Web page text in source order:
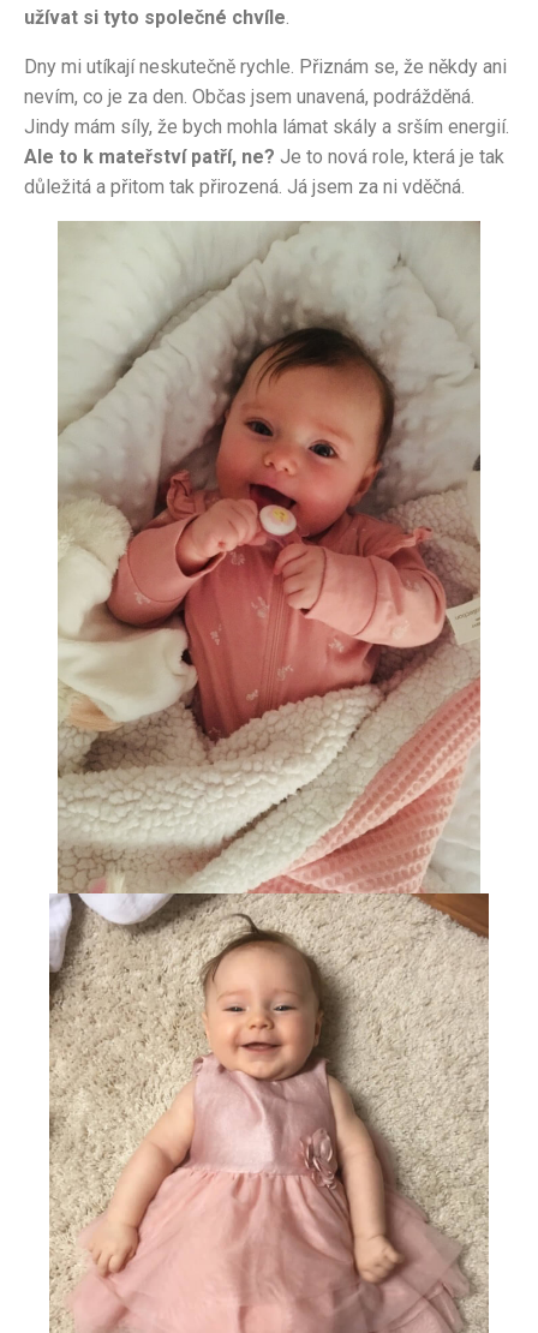
užívat si tyto společné chvíle.
Dny mi utíkají neskutečně rychle. Přiznám se, že někdy ani
nevím, co je za den. Občas jsem unavená, podrážděná.
Jindy mám síly, že bych mohla lámat skály a srším energií.
Ale to k mateřství patří, ne? Je to nová role, která je tak
důležitá a přitom tak přirozená. Já jsem za ni vděčná.